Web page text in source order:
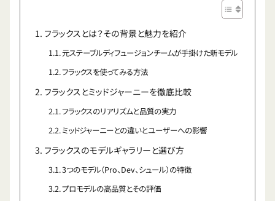
フラックスとは？その背景と魅力を紹介
元ステーブルディフュージョンチームが手掛けた新モデル
フラックスを使ってみる方法
フラックスとミッドジャーニーを徹底比較
フラックスのリアリズムと品質の実力
ミッドジャーニーとの違いとユーザーへの影響
フラックスのモデルギャラリーと選び方
3つのモデル（Pro、Dev、シュール）の特徴
プロモデルの高品質とその評価